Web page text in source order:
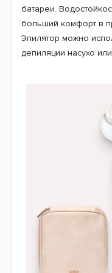
батареи.
больший комфорт в
Эпилятор можно
депиляции насухо